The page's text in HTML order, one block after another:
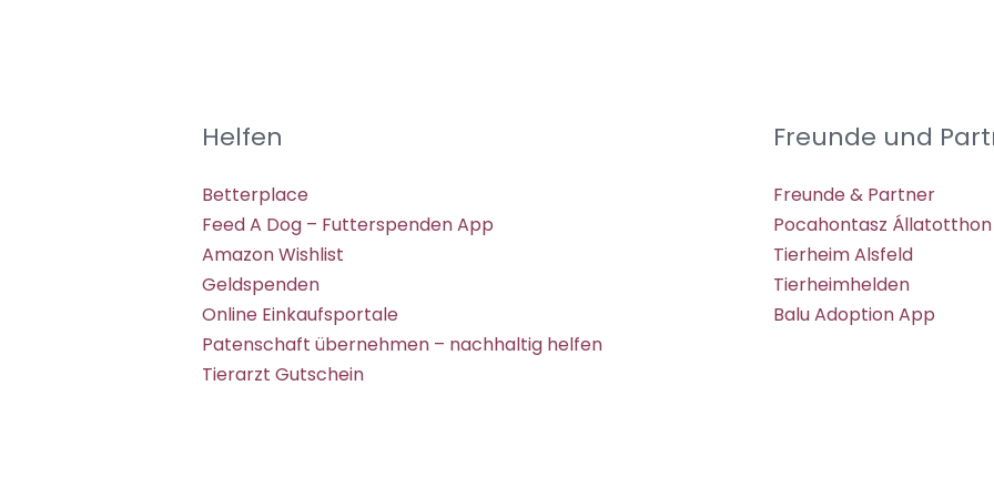
Helfen
Betterplace
Feed A Dog – Futterspenden App
Amazon Wishlist
Geldspenden
Online Einkaufsportale
Patenschaft übernehmen – nachhaltig helfen
Tierarzt Gutschein
Freunde und
Freunde & Partner
Pocahontasz Állatotthon
Tierheim Alsfeld
Tierheimhelden
Balu Adoption App